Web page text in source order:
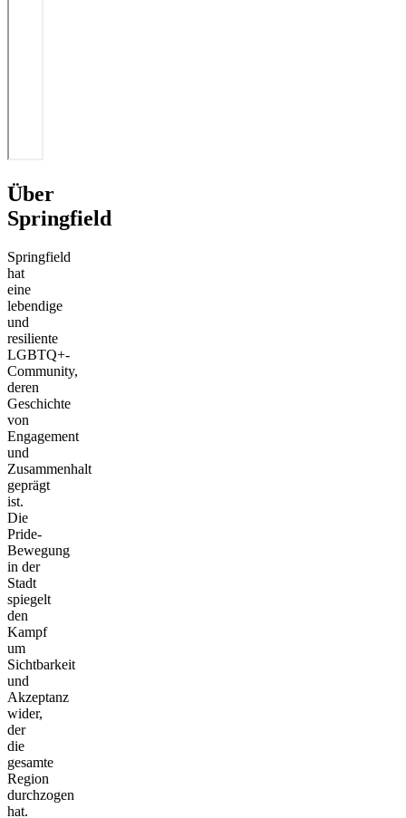
Über
Springfield
Springfield
hat
eine
lebendige
und
resiliente
LGBTQ+-
Community,
deren
Geschichte
von
Engagement
und
Zusammenhalt
geprägt
ist.
Die
Pride-
Bewegung
in der
Stadt
spiegelt
den
Kampf
um
Sichtbarkeit
und
Akzeptanz
wider,
der
die
gesamte
Region
durchzogen
hat.